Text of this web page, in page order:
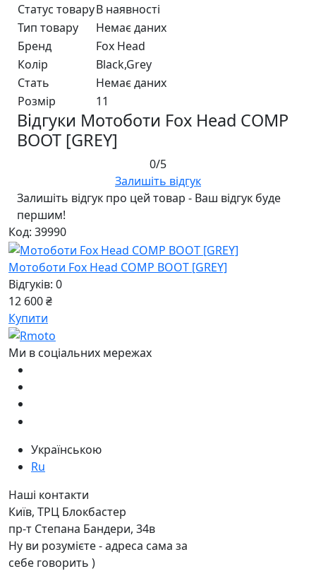
Статус товаруВ наявності
Тип товару
Немає даних
Бренд
Fox Head
Колір
Black,Grey
Стать
Немає даних
Розмір
11
Відгуки Мотоботи Fox Head COMP
BOOT [GREY]
0/5
Залишіть відгук
Залишіть відгук про цей товар - Ваш відгук буде
першим!
Код: 39990
Мотоботи Fox Head COMP BOOT [GREY]
Відгуків: 0
12 600 ₴
Купити
Ми в соціальних мережах
Українською
Ru
Наші контакти
Київ, ТРЦ Блокбастер
пр-т Степана Бандери, 34в
Ну ви розумієте - адреса сама за
себе говорить )